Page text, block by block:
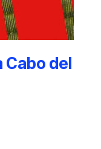
Cabo del